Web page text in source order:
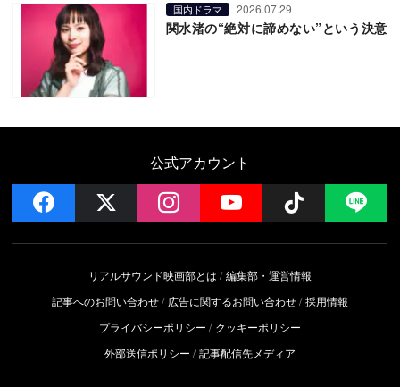
国内ドラマ 2026.07.29
関水渚の“絶対に諦めない”という決意
公式アカウント
facebook instagramYouTube Follow
リアルサウンド映画部とは
編集部・運営情報
記事へのお問い合わせ
広告に関するお問い合わせ 採用情報
プライバシーポリシー
クッキーポリシー
外部送信ポリシー
記事配信先メディア